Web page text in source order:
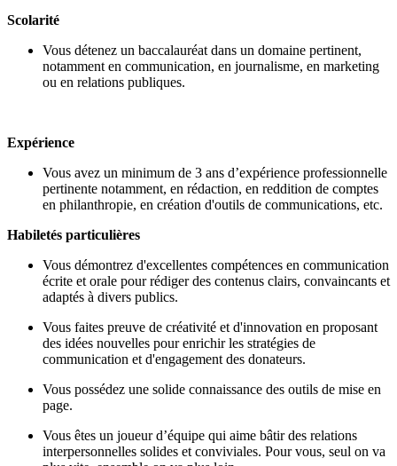
Scolarité
Vous détenez un baccalauréat dans un domaine pertinent,
notamment en communication, en journalisme, en marketing
ou en relations publiques.
Expérience
Vous avez un minimum de 3 ans d’expérience professionnelle
pertinente notamment, en rédaction, en reddition de comptes
en philanthropie, en création d'outils de communications, etc.
Habiletés particulières
Vous démontrez d'excellentes compétences en communication
écrite et orale pour rédiger des contenus clairs, convaincants et
adaptés à divers publics.
Vous faites preuve de créativité et d'innovation en proposant
des idées nouvelles pour enrichir les stratégies de
communication et d'engagement des donateurs.
Vous possédez une solide connaissance des outils de mise en
page.
Vous êtes un joueur d’équipe qui aime bâtir des relations
interpersonnelles solides et conviviales. Pour vous, seul on va